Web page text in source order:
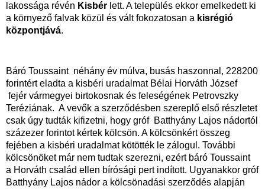
lakossága révén Kisbér lett. A település ekkor emelkedett ki
a környező falvak közül és vált fokozatosan a kisrégió
központjává.
Báró Toussaint néhány év múlva, busás haszonnal, 228200
forintért eladta a kisbéri uradalmat Bélai Horváth József
fejér vármegyei birtokosnak és feleségének Petrovszky
Teréziának. A vevők a szerződésben szereplő első részletet
csak úgy tudták kifizetni, hogy gróf Batthyány Lajos nádortól
százezer forintot kértek kölcsön. A kölcsönkért összeg
fejében a kisbéri uradalmat kötötték le zálogul. További
kölcsönöket már nem tudtak szerezni, ezért báró Toussaint
a Horváth család ellen bírósági pert indított. Ugyanakkor gróf
Batthyány Lajos nádor a kölcsönadási szerződés alapján